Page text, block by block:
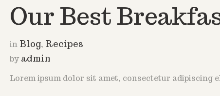
Our Best
in Blog, Recipes
by admin
Lorem ipsum dolor sit amet, consectetur adipiscing